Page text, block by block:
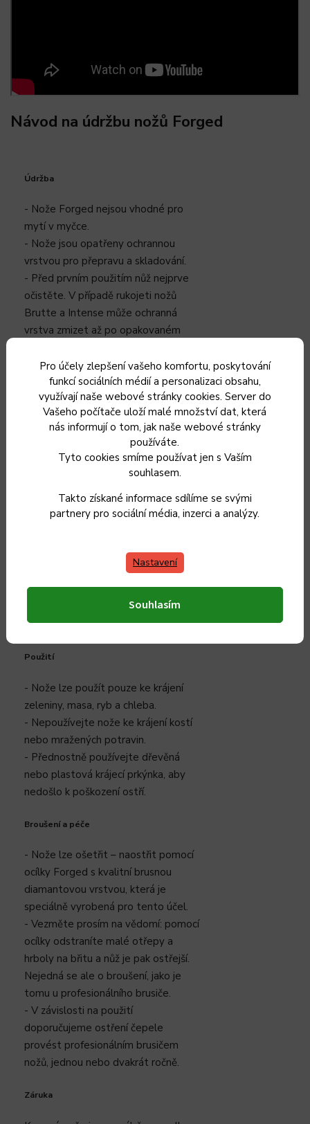
Pro účely zlepšení vašeho komfortu, poskytování
funkcí sociálních médií a personalizaci obsahu,
využívají naše webové stránky cookies. Server do
Vašeho počítače uloží malé množství dat, která
nás informují o tom, jak naše webové stránky
používáte.
Tyto cookies smíme používat jen s Vaším
souhlasem.
Takto získané informace sdílíme se svými
partnery pro sociální média, inzerci a analýzy.
Nastavení
Souhlasím
Návod na údržbu nožů Forged
Údržba
- Nože Forged nejsou vhodné pro
mytí v myčce.
- Nože jsou opatřeny ochrannou
vrstvou pro přepravu a skladování.
- Před prvním použitím nůž nejprve
očistěte. V případě rukojeti nožů
Brutte a Intense může ochranná
vrstva zmizet až po opakovaném
- Nůž umývejte vždy ručně, teplou
vodou a menším množstvím
saponátu. Poté vždy důkladně
osušte hadříkem.
- Po každém použití je nůž třeba
opět vyčistit a osušit. Pokud nůž
zůstane příliš dlouho v kontaktu s
mohou se objevit rezavé skvrny.
- Pokud nůž delší dobu nepoužíváte,
nebo slunečnicovým olejem.
- Dřevěné rukojeti lze po vyschnutí
ošetřit olejem. Doporučuje se typ
olejů, které se používají k péči o
dřevěná servírovací a krájecí prkýnka.
Použití
- Nože lze použít pouze ke krájení
zeleniny, masa, ryb a chleba.
- Nepoužívejte nože ke krájení kostí
nebo mražených potravin.
- Přednostně používejte dřevěná
nebo plastová krájecí prkýnka, aby
nedošlo k poškození ostří.
Broušení a péče
- Nože lze ošetřit – naostřit pomocí
ocílky Forged s kvalitní brusnou
diamantovou vrstvou, která je
speciálně vyrobená pro tento účel.
- Vezměte prosím na vědomí: pomocí
ocílky odstraníte malé otřepy a
hrboly na břitu a nůž je pak ostřejší.
Nejedná se ale o broušení, jako je
tomu u profesionálního brusiče.
- V závislosti na použití
doporučujeme ostření čepele
provést profesionálním brusičem
nožů, jednou nebo dvakrát ročně.
Záruka